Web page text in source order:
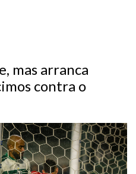
mas arranca
contra o